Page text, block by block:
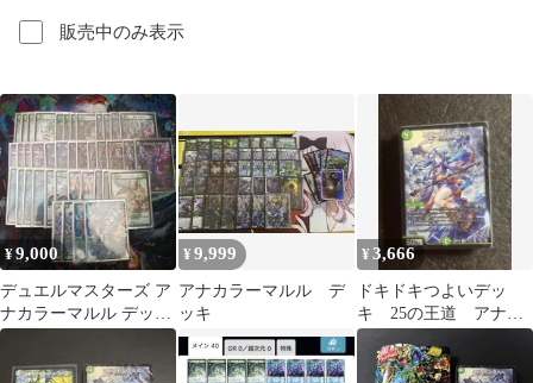
販売中のみ表示
¥9,000
デュエルマスターズ ア
ナカラーマルル デッ
キ おまけつき
¥9,999
アナカラーマルル デ
ッキ
¥3,666
ドキドキつよいデッ
キ 25の王道 アナカ
ラーマルル ヨビニオ
ンマルル③